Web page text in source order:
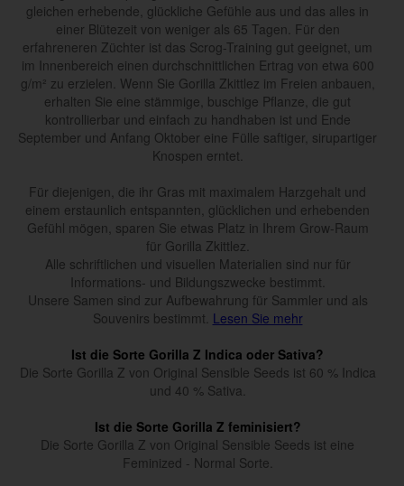
gleichen erhebende, glückliche Gefühle aus und das alles in
einer Blütezeit von weniger als 65 Tagen. Für den
erfahreneren Züchter ist das Scrog-Training gut geeignet, um
im Innenbereich einen durchschnittlichen Ertrag von etwa 600
g/m² zu erzielen. Wenn Sie Gorilla Zkittlez im Freien anbauen,
erhalten Sie eine stämmige, buschige Pflanze, die gut
kontrollierbar und einfach zu handhaben ist und Ende
September und Anfang Oktober eine Fülle saftiger, sirupartiger
Knospen erntet.
Für diejenigen, die ihr Gras mit maximalem Harzgehalt und
einem erstaunlich entspannten, glücklichen und erhebenden
Gefühl mögen, sparen Sie etwas Platz in Ihrem Grow-Raum
für Gorilla Zkittlez.
Alle schriftlichen und visuellen Materialien sind nur für
Informations- und Bildungszwecke bestimmt.
Unsere Samen sind zur Aufbewahrung für Sammler und als
Souvenirs bestimmt. Lesen Sie mehr
Ist die Sorte Gorilla Z Indica oder Sativa?
Die Sorte Gorilla Z von Original Sensible Seeds ist 60 % Indica
und 40 % Sativa.
Ist die Sorte Gorilla Z feminisiert?
Die Sorte Gorilla Z von Original Sensible Seeds ist eine
Feminized - Normal Sorte.